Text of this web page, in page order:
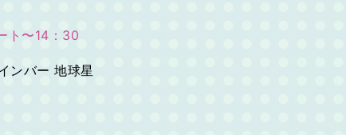
ト〜14：30
ンバー 地球星